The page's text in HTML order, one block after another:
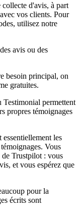
d'avis, à part
vos clients. Pour
utilisez notre
avis ou des
besoin principal, on
gratuites.
Testimonial permettent
propres témoignages
les
Vous
de Trustpilot : vous
et vous espérez que
pour la
écrits sont